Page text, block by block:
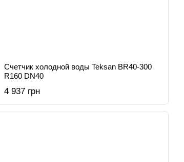
Счетчик холодной воды Teksan BR40-300
R160 DN40
4 937 грн